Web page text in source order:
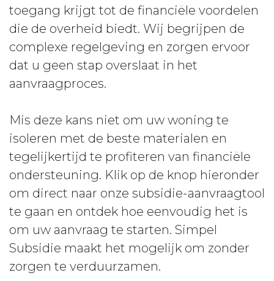
toegang krijgt tot de financiële voordelen
die de overheid biedt. Wij begrijpen de
complexe regelgeving en zorgen ervoor
dat u geen stap overslaat in het
aanvraagproces.
Mis deze kans niet om uw woning te
isoleren met de beste materialen en
tegelijkertijd te profiteren van financiële
ondersteuning. Klik op de knop hieronder
om direct naar onze subsidie-aanvraagtool
te gaan en ontdek hoe eenvoudig het is
om uw aanvraag te starten. Simpel
Subsidie maakt het mogelijk om zonder
zorgen te verduurzamen.